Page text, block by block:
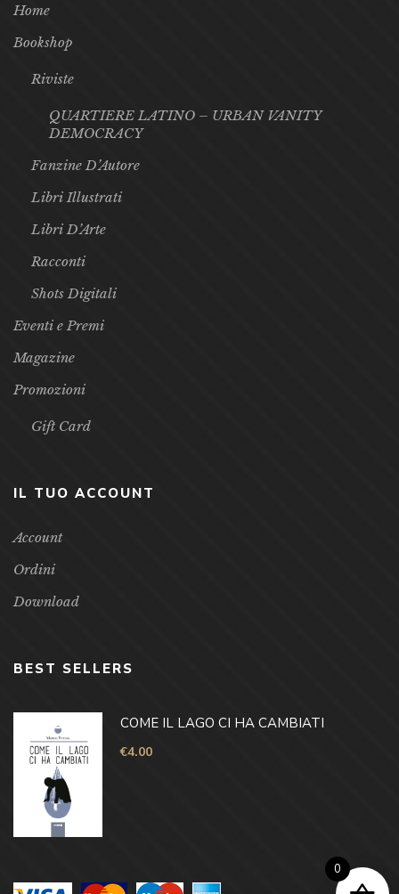
Home
Bookshop
Riviste
QUARTIERE LATINO – URBAN VANITY
DEMOCRACY
Fanzine D’Autore
Libri Illustrati
Libri D’Arte
Racconti
Shots Digitali
Eventi e Premi
Magazine
Promozioni
Gift Card
IL TUO ACCOUNT
Account
Ordini
Download
BEST SELLERS
COME IL LAGO CI HA CAMBIATI
€4.00
0